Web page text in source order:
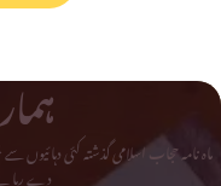
ماہ نامہ حجاب اسلامی گذشتہ کئی
دے رہا